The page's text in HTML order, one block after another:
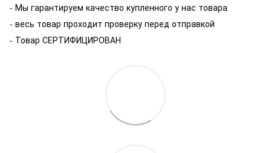
- Мы гарантируем качество купленного у нас товара
- весь товар проходит проверку перед отправкой
- Товар СЕРТИФИЦИРОВАН